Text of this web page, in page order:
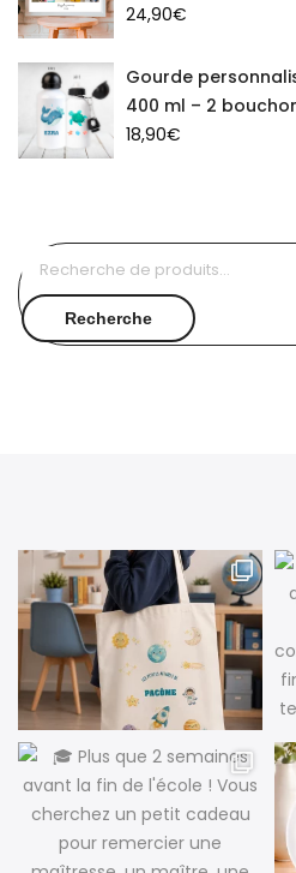
24,90€
Gourde
400 ml – 2
18,90€
Recherche